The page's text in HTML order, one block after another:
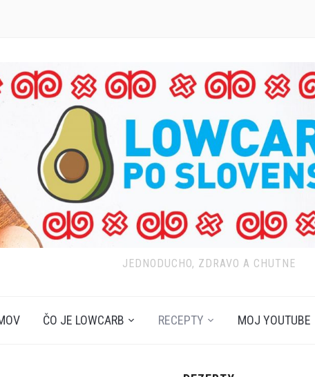
JEDNODUCHO, ZDRAVO A CHUTNE
ČO JE LOWCARB RECEPTY MOJ YOUTUBE